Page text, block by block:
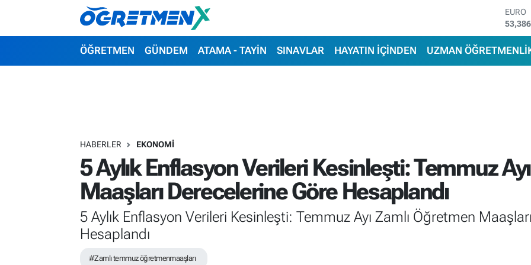
ÖĞRETMEN GÜNDEM ATAMA - TAYİN SINAVLAR HAYATIN İÇİNDEN UZMAN
HABERLER EKONOMİ
5 Aylık Enflasyon Verileri Kesinleşti: Temmuz
Maaşları Derecelerine Göre Hesaplandı
5 Aylık Enflasyon Verileri Kesinleşti: Temmuz Ayı Zamlı Öğretmen
Hesaplandı
#Zamlı temmuz öğretmenmaaşları
ÖĞRETMEN
HAYATIN İÇİNDEN
UZMAN ÖĞRETMENLİK
İstanbul Nöbetçi Eczaneler
Süper Lig Puan Durumu ve Fikstür
Tüm Manşetler
Son Dakika Haberleri